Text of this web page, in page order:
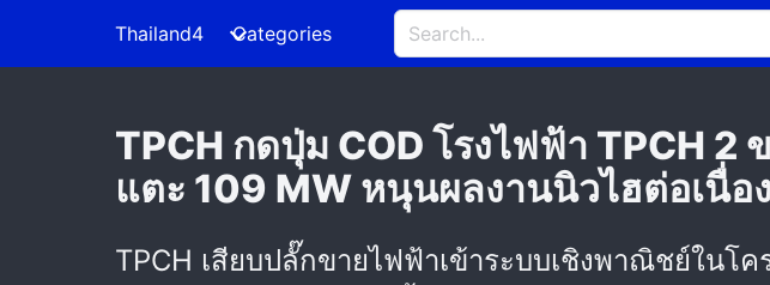
Thailand4 Categories
TPCH กดปุ่ม COD โรงไฟฟ้า TPCH
แตะ 109 MW หนุนผลงานนิวไฮต่อเนื่อง
TPCH เสียบปลั๊กขายไฟฟ้าเข้าระบบเชิงพาณิชย์ในโ